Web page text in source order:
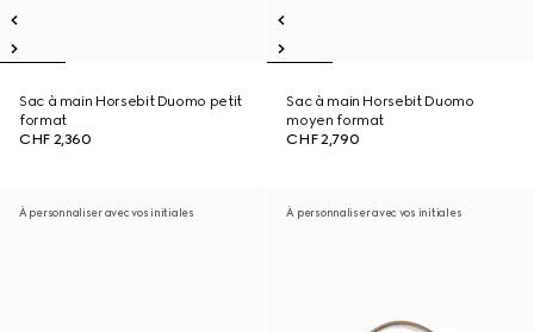
Sac à main Horsebit Duomo petit
format
CHF 2,360
Sac à main Horsebit Duomo
moyen format
CHF 2,790
À personnaliser avec vos initiales À personnaliser avec vos initiales